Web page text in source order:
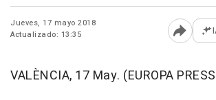
Jueves, 17 mayo 2018
Actualizado: 13:35
Abrir
VALÈNCIA, 17 May. (EUROPA